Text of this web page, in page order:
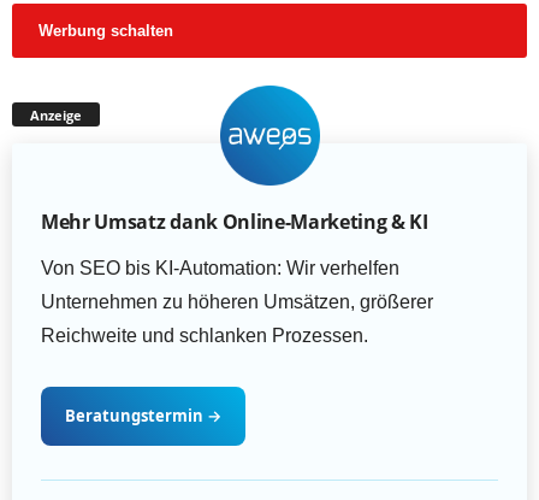
Werbung schalten
Anzeige
Mehr Umsatz dank Online-Marketing & KI
Von SEO bis KI-Automation: Wir verhelfen
Unternehmen zu höheren Umsätzen, größerer
Reichweite und schlanken Prozessen.
Beratungstermin →